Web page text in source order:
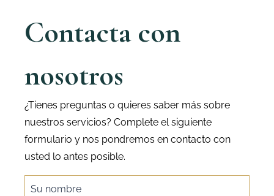
Contacta con
nosotros
¿Tienes preguntas o quieres saber más sobre
nuestros servicios? Complete el siguiente
formulario y nos pondremos en contacto con
usted lo antes posible.
post
Su nombre